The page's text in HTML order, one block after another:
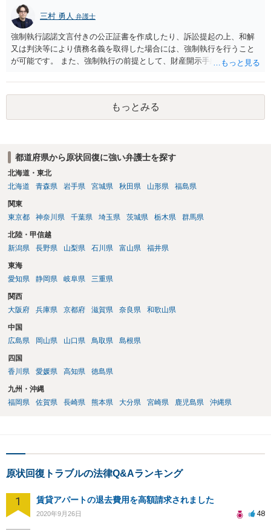
三村 勇人 弁護士
強制執行認諾文言付きの公正証書を作成したり、訴訟提起の上、和解
又は判決等により債務名義を取得した場合には、強制執行を行うこと
が可能です。 また、強制執行の前提として、財産開示手続や第三者か
っとも、実際に回収できるかは相手方の資力次第です。 そのため、相
手方に差押え可能な財産が存在しない場合には、現実的には回収が困
もっとみる
都道府県から原状回復に強い弁護士を探す
北海道・東北
北海道
青森県 岩手県 宮城県 秋田県 山形県 福島県
関東
東京都
神奈川県 千葉県 埼玉県 茨城県 栃木県 群馬県
北陸・甲信越
新潟県
長野県 山梨県 石川県 富山県 福井県
東海
愛知県
静岡県 岐阜県 三重県
関西
大阪府
兵庫県 京都府 滋賀県 奈良県 和歌山県
中国
広島県
岡山県 山口県 鳥取県 島根県
四国
香川県
愛媛県 高知県 徳島県
九州・沖縄
福岡県
佐賀県 長崎県 熊本県 大分県 宮崎県 鹿児島県 沖縄県
原状回復トラブルの法律Q&Aランキング
1 賃貸アパートの退去費用を高額請求されました
2020年9月26日 48